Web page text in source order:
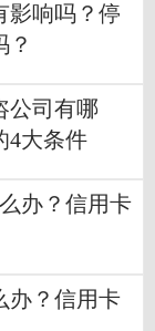
影响吗？停
？
公司有哪
4大条件
办？信用卡
办？信用卡